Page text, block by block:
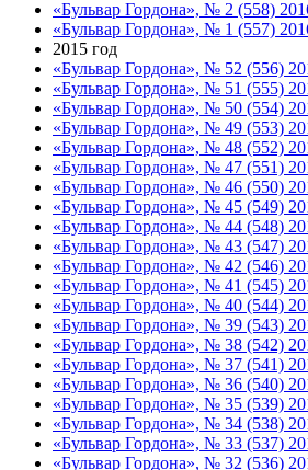
«Бульвар Гордона», № 2 (558)
«Бульвар Гордона», № 1 (557)
2015 год
«Бульвар Гордона», № 52 (556)
«Бульвар Гордона», № 51 (555)
«Бульвар Гордона», № 50 (554)
«Бульвар Гордона», № 49 (553)
«Бульвар Гордона», № 48 (552)
«Бульвар Гордона», № 47 (551)
«Бульвар Гордона», № 46 (550)
«Бульвар Гордона», № 45 (549)
«Бульвар Гордона», № 44 (548)
«Бульвар Гордона», № 43 (547)
«Бульвар Гордона», № 42 (546)
«Бульвар Гордона», № 41 (545)
«Бульвар Гордона», № 40 (544)
«Бульвар Гордона», № 39 (543)
«Бульвар Гордона», № 38 (542)
«Бульвар Гордона», № 37 (541)
«Бульвар Гордона», № 36 (540)
«Бульвар Гордона», № 35 (539)
«Бульвар Гордона», № 34 (538)
«Бульвар Гордона», № 33 (537)
«Бульвар Гордона», № 32 (536)